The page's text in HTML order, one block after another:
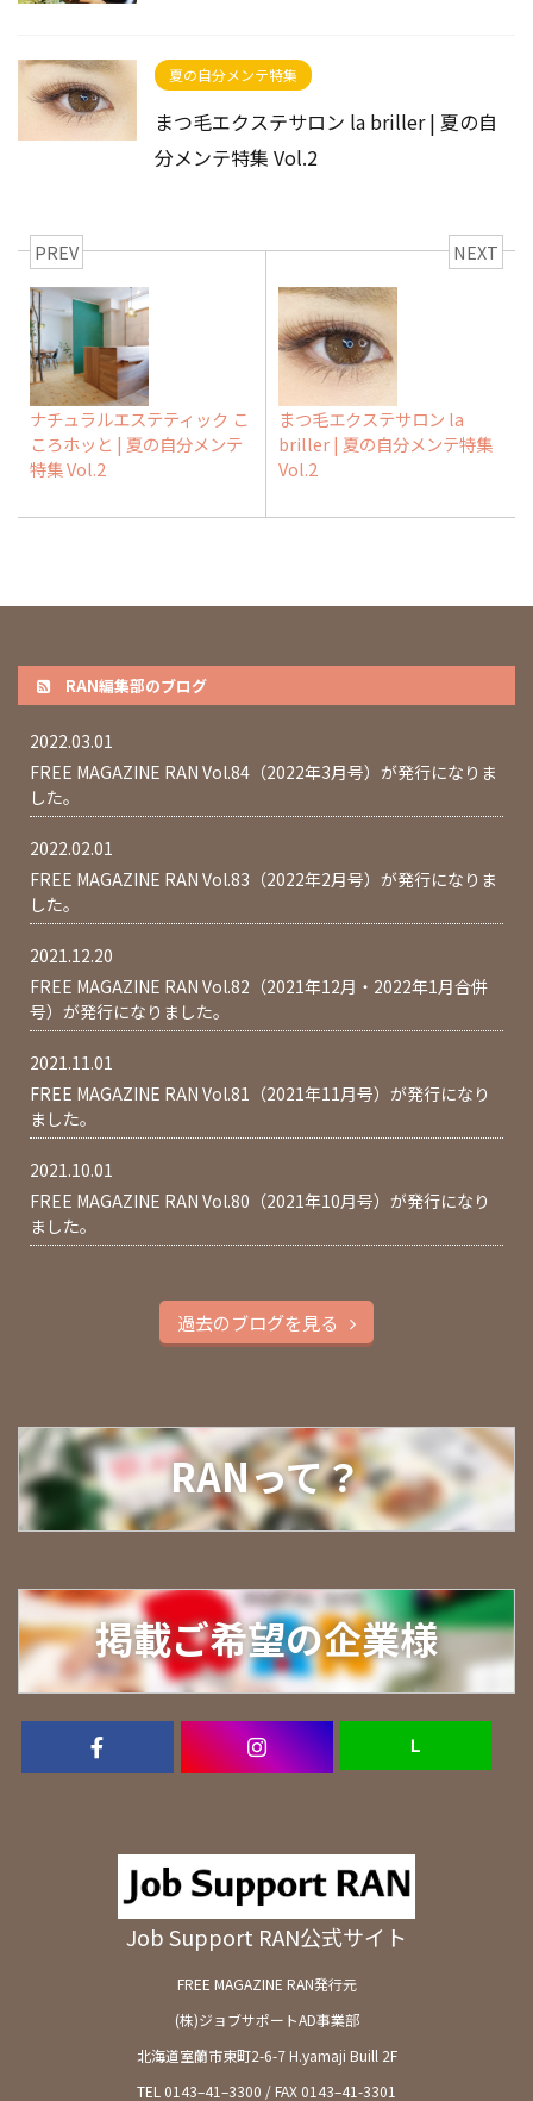
夏の自分メンテ特集
まつ毛エクステサロン la briller | 夏の自
分メンテ特集 Vol.2
PREV
ナチュラルエステティック こ
ころホッと | 夏の自分メンテ
特集 Vol.2
NEXT
まつ毛エクステサロン la
briller | 夏の自分メンテ特集
Vol.2
RAN編集部のブログ
2022.03.01
FREE MAGAZINE RAN Vol.84（2022年3月号）が発行になりま
した。
2022.02.01
FREE MAGAZINE RAN Vol.83（2022年2月号）が発行になりま
した。
2021.12.20
FREE MAGAZINE RAN Vol.82（2021年12月・2022年1月合併
号）が発行になりました。
2021.11.01
FREE MAGAZINE RAN Vol.81（2021年11月号）が発行になり
ました。
2021.10.01
FREE MAGAZINE RAN Vol.80（2021年10月号）が発行になり
ました。
過去のブログを見る
RANって？
掲載ご希望の企業様
Ｌ
Job Support RAN公式サイト
FREE MAGAZINE RAN発行元
(株)ジョブサポートAD事業部
北海道室蘭市東町2-6-7 H.yamaji Buill 2F
TEL 0143–41–3300 / FAX 0143–41-3301